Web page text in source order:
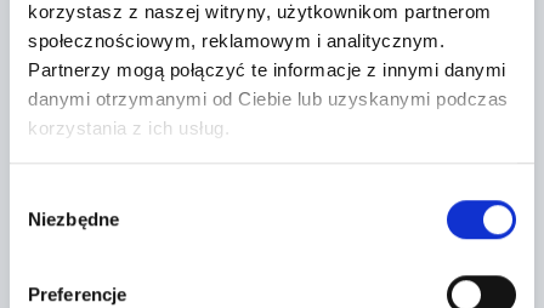
korzystasz z naszej witryny, użytkownikom partnerom
społecznościowym, reklamowym i analitycznym.
Partnerzy mogą połączyć te informacje z innymi danymi
danymi otrzymanymi od Ciebie lub uzyskanymi podczas
korzystania z ich usług.
zgody
Niezbędne
Preferencje